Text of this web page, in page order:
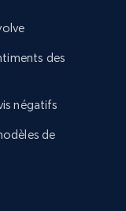
des
négatifs
de